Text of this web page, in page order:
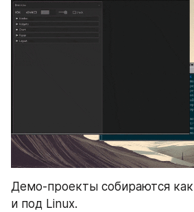
Демо-проекты собираются
и под Linux.